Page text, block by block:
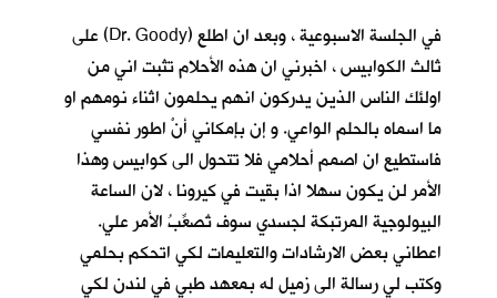
في الجلسة الاسبوعية ، وبعد ان اطلع (Dr. Goody) على
ثالث الكوابيس ، اخبرني ان هذه الأحلام تثبت اني من
اولئك الناس الذين يدركون انهم يحلمون اثناء نومهم او
ما اسماه بالحلم الواعي. و إن بإمكاني أنْ اطور نفسي
فاستطيع ان اصمم أحلامي فلا تتحول الى كوابيس وهذا
الأمر لن يكون سهلا اذا بقيت في كيرونا ، لان الساعة
البيولوجية المرتبكة لجسدي سوف تُصعِّبُ الأمر علي.
اعطاني بعض الارشادات والتعليمات لكي اتحكم بحلمي
وكتب لي رسالة الى زميل له بمعهد طبي في لندن لكي